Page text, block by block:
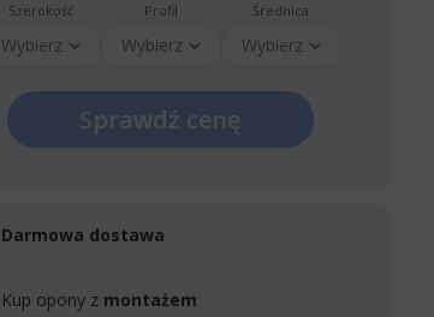
Szerokość
Wybierz
Profil
Wybierz
Średnica
Wybierz
Sprawdź cenę
Darmowa dostawa
Kup opony z montażem